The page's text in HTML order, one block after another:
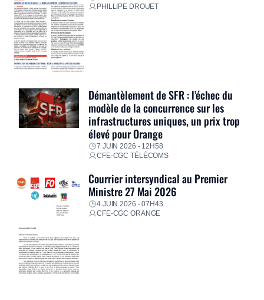
PHILLIPE DROUET
Démantèlement de SFR : l’échec du
modèle de la concurrence sur les
infrastructures uniques, un prix trop
élevé pour Orange
7 JUIN 2026 - 12H58
CFE-CGC TÉLÉCOMS
Courrier intersyndical au Premier
Ministre 27 Mai 2026
4 JUIN 2026 - 07H43
CFE-CGC ORANGE